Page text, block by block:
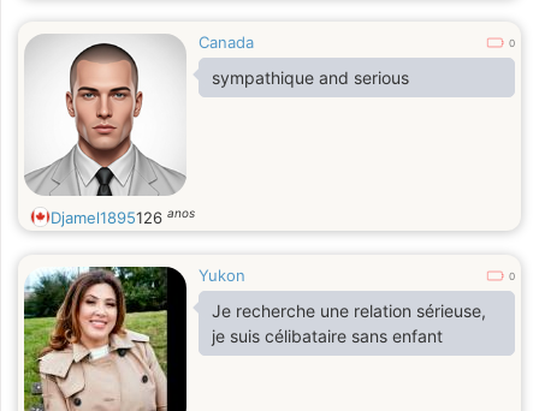
Canada 0
sympathique and serious
Djamel1895126 anos
Yukon 0
Je recherche une relation sérieuse,
je suis célibataire sans enfant